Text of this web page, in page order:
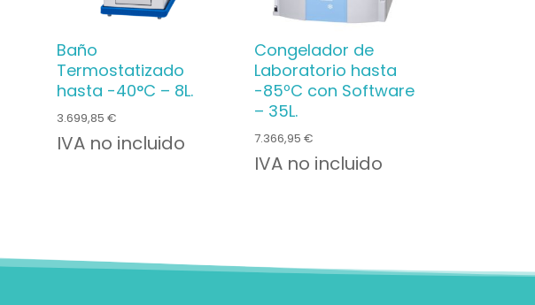
Baño
Termostatizado
hasta -40°C – 8L.
3.699,85 €
IVA no incluido
Congelador de
Laboratorio hasta
-85ºC con Software
– 35L.
7.366,95 €
IVA no incluido